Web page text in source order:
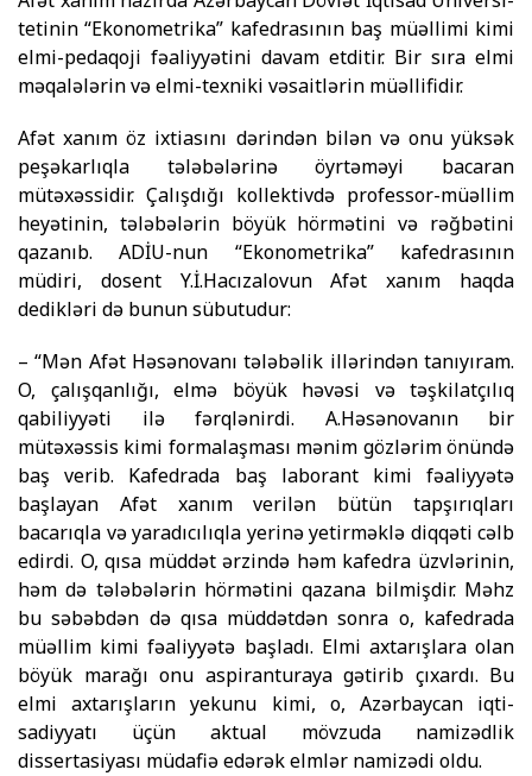
tetinin “Ek­ono­metrika” kafedrasının baş müəllimi kimi
elmi-pedaqoji fəaliy­yətini da­vam etditir. Bir sıra elmi
məqalələrin və elmi-texniki vəsaitlərin müəl­li­fidir.
Afət xanım öz ixtiasını dərindən bilən və onu yüksək
pe­şə­karlıqla tələbələrinə öyrtəməyi bacaran
mütəxəssidir. Çalış­dığı kollektivdə professor-müəllim
heyətinin, tələbələrin böyük hörmətini və rəğbətini
qazanıb. ADİU-nun “Ekono­metrika” ka­fedrasının
müdiri, dosent Y.İ.Hacı­­zalovun Afət xanım haqda
dedikləri də bunun sübutudur:
– “Mən Afət Həsənovanı tələbəlik illərindən tanıyıram.
O, çalışqanlığı, elmə böyük həvəsi və təşkilatçılıq
qabiliyyəti ilə fərqlənirdi. A.Həsə­novanın bir
mütəxəssis kimi formalaşması mənim gözlərim önündə
baş verib. Kafedrada baş laborant kimi fəaliyyətə
başlayan Afət xanım verilən bütün tapşırıqları
bacarıqla və yaradıcılıqla yerinə yetirməklə diqqəti cəlb
edirdi. O, qısa müddət ərzində həm kafedra üzv­lərinin,
həm də tələ­bələrin hörmətini qazana bilmişdir. Məhz
bu səbəbdən də qısa müddətdən sonra o, kafedrada
müəllim kimi fəaliyyətə başladı. Elmi axtarışlara olan
böyük marağı onu aspiranturaya gətirib çıxardı. Bu
elmi axtarışların yekunu kimi, o, Azərbaycan iqti­
sadiyyatı üçün aktual mövzuda namizədlik
dissertasiyası mü­da­fiə edərək elmlər namizədi oldu.